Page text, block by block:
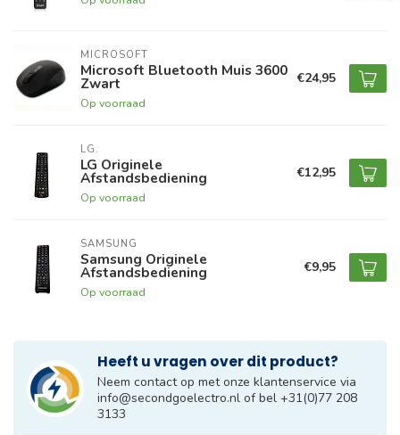
MICROSOFT
Microsoft Bluetooth Muis 3600
Zwart
Op voorraad
€24,95
LG.
LG Originele
Afstandsbediening
Op voorraad
€12,95
SAMSUNG
Samsung Originele
Afstandsbediening
Op voorraad
€9,95
Heeft u vragen over dit product?
Neem contact op met onze klantenservice via
info@secondgoelectro.nl of bel +31(0)77 208
3133